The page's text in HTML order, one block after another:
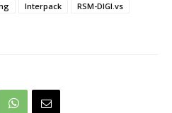
Interpack
RSM-DIGI.vs